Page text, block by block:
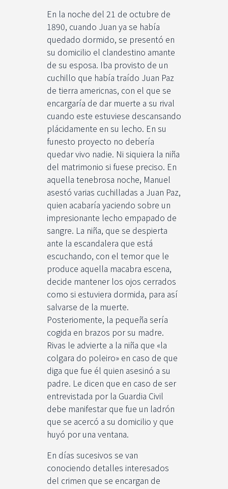
En la noche del 21 de octubre de
1890, cuando Juan ya se había
quedado dormido, se presentó en
su domicilio el clandestino amante
de su esposa. Iba provisto de un
cuchillo que había traído Juan Paz
de tierra americnas, con el que se
encargaría de dar muerte a su rival
cuando este estuviese descansando
plácidamente en su lecho. En su
funesto proyecto no debería
quedar vivo nadie. Ni siquiera la niña
del matrimonio si fuese preciso. En
aquella tenebrosa noche, Manuel
asestó varias cuchilladas a Juan Paz,
quien acabaría yaciendo sobre un
impresionante lecho empapado de
sangre. La niña, que se despierta
ante la escandalera que está
escuchando, con el temor que le
produce aquella macabra escena,
decide mantener los ojos cerrados
como si estuviera dormida, para así
salvarse de la muerte.
Posteriomente, la pequeña sería
cogida en brazos por su madre.
Rivas le advierte a la niña que «la
colgara do poleiro» en caso de que
diga que fue él quien asesinó a su
padre. Le dicen que en caso de ser
entrevistada por la Guardia Civil
debe manifestar que fue un ladrón
que se acercó a su domicilio y que
huyó por una ventana.
En días sucesivos se van
conociendo detalles interesados
del crimen que se encargan de